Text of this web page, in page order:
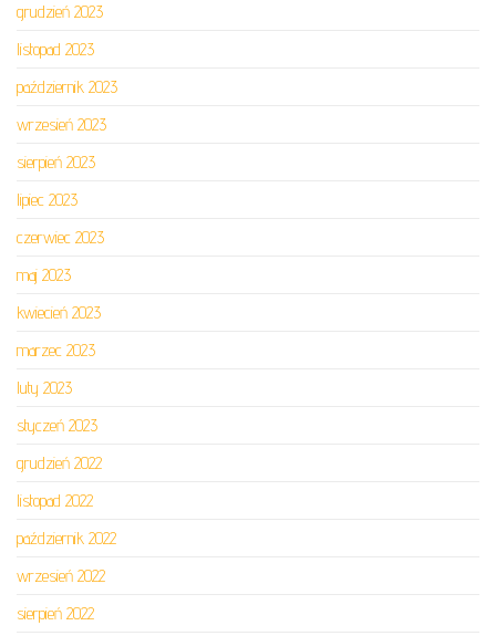
grudzień 2023
listopad 2023
październik 2023
wrzesień 2023
sierpień 2023
lipiec 2023
czerwiec 2023
maj 2023
kwiecień 2023
marzec 2023
luty 2023
styczeń 2023
grudzień 2022
listopad 2022
październik 2022
wrzesień 2022
sierpień 2022